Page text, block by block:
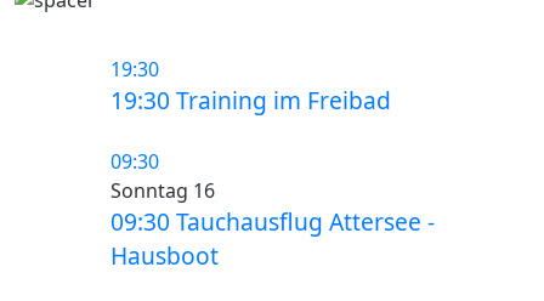
19:30
19:30 Training im Freibad
09:30
Sonntag 16
09:30 Tauchausflug Attersee -
Hausboot